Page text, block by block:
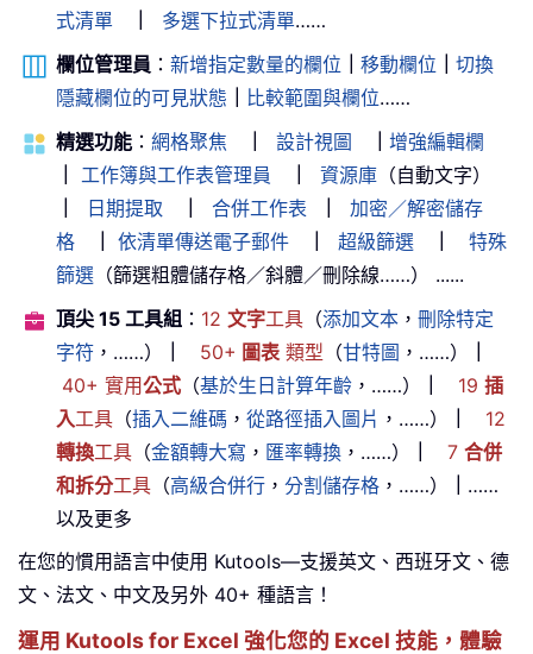
式清單
多選下拉式清單……
欄位管理員 ： 新增指定數量的欄位 移動欄位
切換
隱藏欄位的可見狀態
比較範圍與欄位……
精選功能 ： 網格聚焦 設計視圖
增強編輯欄
工作簿與工作表管理員 資源庫 （自動文字）
日期提取 合併工作表
加密／解密儲存
格
依清單傳送電子郵件 超級篩選
特殊
篩選 （篩選粗體儲存格／斜體／刪除線……） ......
頂尖 15 工具組 ： 12 文字工具 （添加文本 ， 刪除特定
字符 ，……） 50+ 圖表 類型 （甘特圖 ，……）
40+ 實用公式 （基於生日計算年齡 ，……） 19 插
入工具 （插入二維碼 ， 從路徑插入圖片 ，……）
12
轉換工具 （金額轉大寫 ， 匯率轉換 ，……） 7 合併
和拆分工具 （高級合併行 ， 分割儲存格 ，……）
……
以及更多
在您的慣用語言中使用 Kutools—支援英文、西班牙文、德
文、法文、中文及另外 40+ 種語言！
運用 Kutools for Excel 強化您的 Excel 技能，體驗